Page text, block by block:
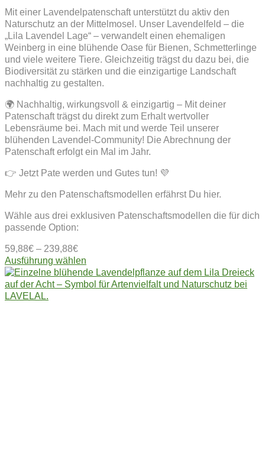
Mit einer Lavendelpatenschaft unterstützt du aktiv den
Naturschutz an der Mittelmosel. Unser Lavendelfeld – die
„Lila Lavendel Lage“ – verwandelt einen ehemaligen
Weinberg in eine blühende Oase für Bienen, Schmetterlinge
und viele weitere Tiere. Gleichzeitig trägst du dazu bei, die
Biodiversität zu stärken und die einzigartige Landschaft
nachhaltig zu gestalten.
🌍 Nachhaltig, wirkungsvoll & einzigartig – Mit deiner
Patenschaft trägst du direkt zum Erhalt wertvoller
Lebensräume bei. Mach mit und werde Teil unserer
blühenden Lavendel-Community! Die Abrechnung der
Patenschaft erfolgt ein Mal im Jahr.
👉 Jetzt Pate werden und Gutes tun! 💜
Mehr zu den Patenschaftsmodellen erfährst Du hier.
Wähle aus drei exklusiven Patenschaftsmodellen die für dich
passende Option:
59,88€ – 239,88€
Ausführung wählen
Produkt
weist